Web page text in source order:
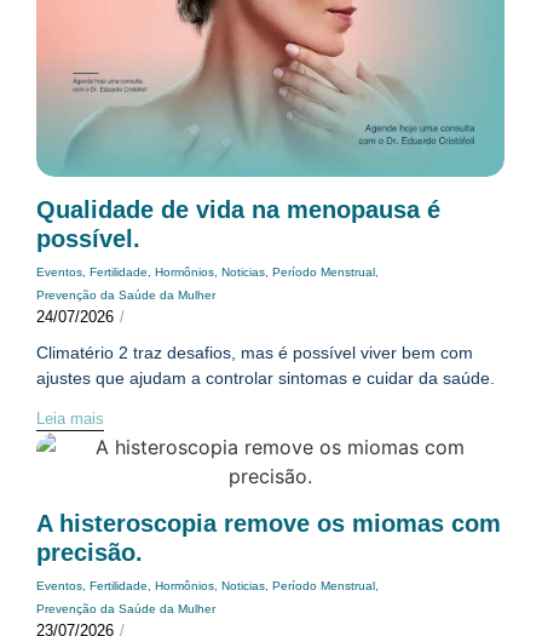
Qualidade de vida na menopausa é
possível.
Eventos Fertilidade Hormônios Noticias Período Menstrual
Prevenção da Saúde da Mulher
24/07/2026 /
Climatério 2 traz desafios, mas é possível viver bem com
ajustes que ajudam a controlar sintomas e cuidar da saúde.
Leia mais
A histeroscopia remove os miomas com
precisão.
Eventos Fertilidade Hormônios Noticias Período Menstrual
Prevenção da Saúde da Mulher
23/07/2026 /